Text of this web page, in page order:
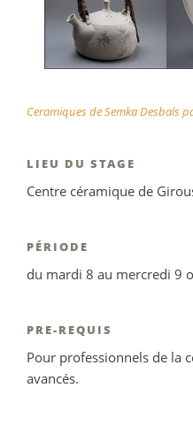
Ceramiques de Semka Desbals
LIEU DU STAGE
Centre céramique de
PÉRIODE
du mardi 8 au mercredi 9
PRE-REQUIS
Pour professionnels de la
avancés.